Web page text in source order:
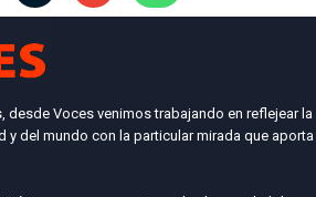
desde Voces venimos trabajando en reflejear la
y del mundo con la particular mirada que aporta